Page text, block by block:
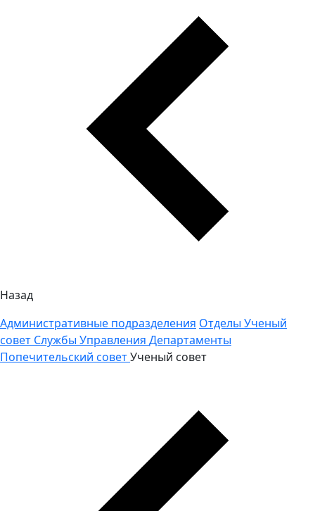
Назад
Административные подразделения Отделы Ученый
совет Службы Управления Департаменты
Попечительский советУченый совет